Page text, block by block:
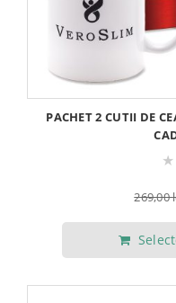
PACHET 2 CUTII DE
★
269,00